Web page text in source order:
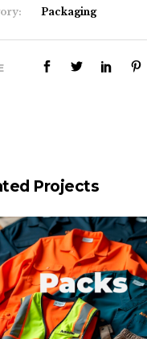
Packaging
Projects
Work. Packs